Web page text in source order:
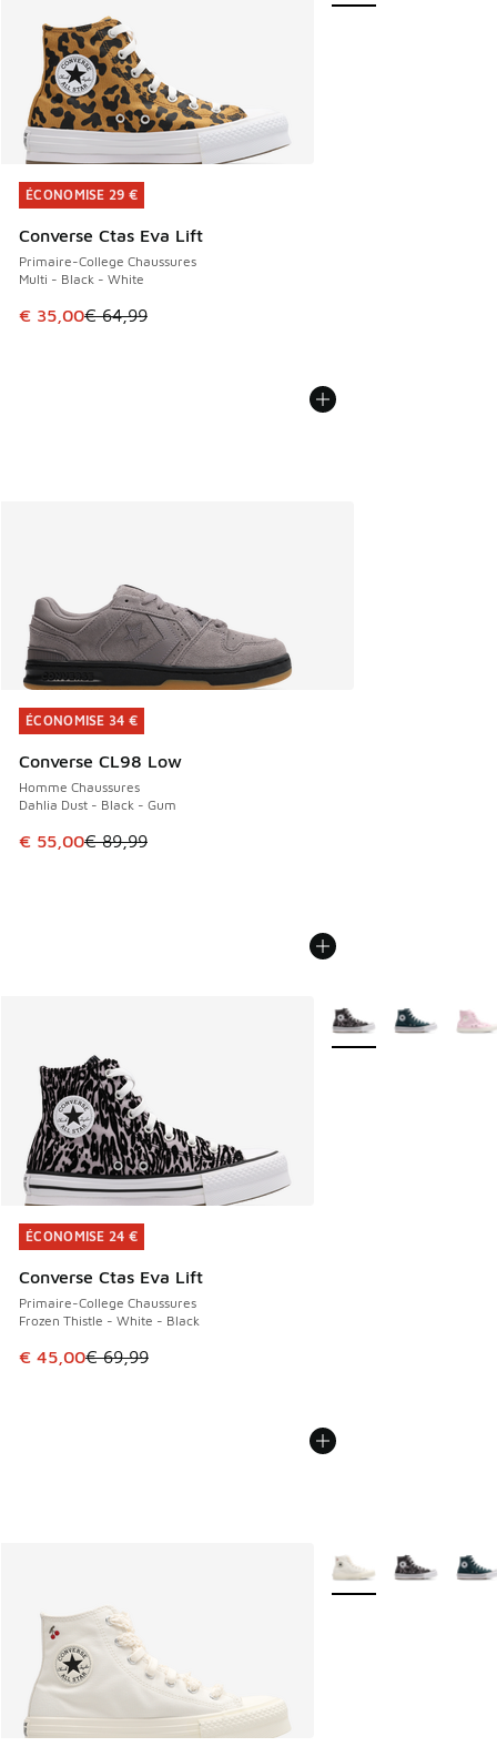
ÉCONOMISE 29 €
Converse Ctas Eva Lift
Primaire-College Chaussures
Multi - Black - White
Cet article est en promotion. Prix en baisse de € 64,99 à
€ 35,00€ 64,99
ÉCONOMISE 29 €
ÉCONOMISE 34 €
Converse CL98 Low
Homme Chaussures
Dahlia Dust - Black - Gum
Cet article est en promotion. Prix en baisse de € 89,99 à
€ 55,00€ 89,99
ÉCONOMISE 34 €
ÉCONOMISE 24 €
Converse Ctas Eva Lift
Primaire-College Chaussures
Frozen Thistle - White - Black
Cet article est en promotion. Prix en baisse de € 69,99 à
€ 45,00€ 69,99
ÉCONOMISE 24 €
Plus de couleurs
Plus de couleurs